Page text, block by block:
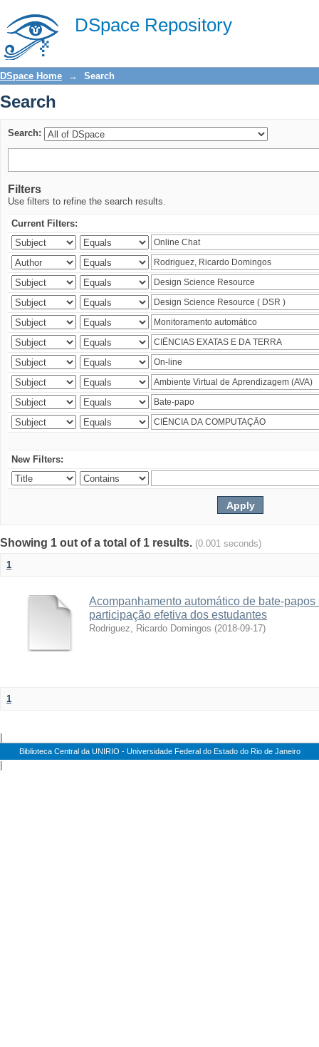
DSpace Repository
Search
DSpace Home → Search
Search
Search:
Filters
Use filters to refine the search results.
Current Filters:
New Filters:
Showing 1 out of a total of 1 results. (0.001 seconds)
1
Acompanhamento automático de bate-
participação efetiva dos estudantes
Rodriguez, Ricardo Domingos (2018-09-17)
1
Biblioteca Central da UNIRIO - Universidade Federal do Estado do Rio de Janeiro